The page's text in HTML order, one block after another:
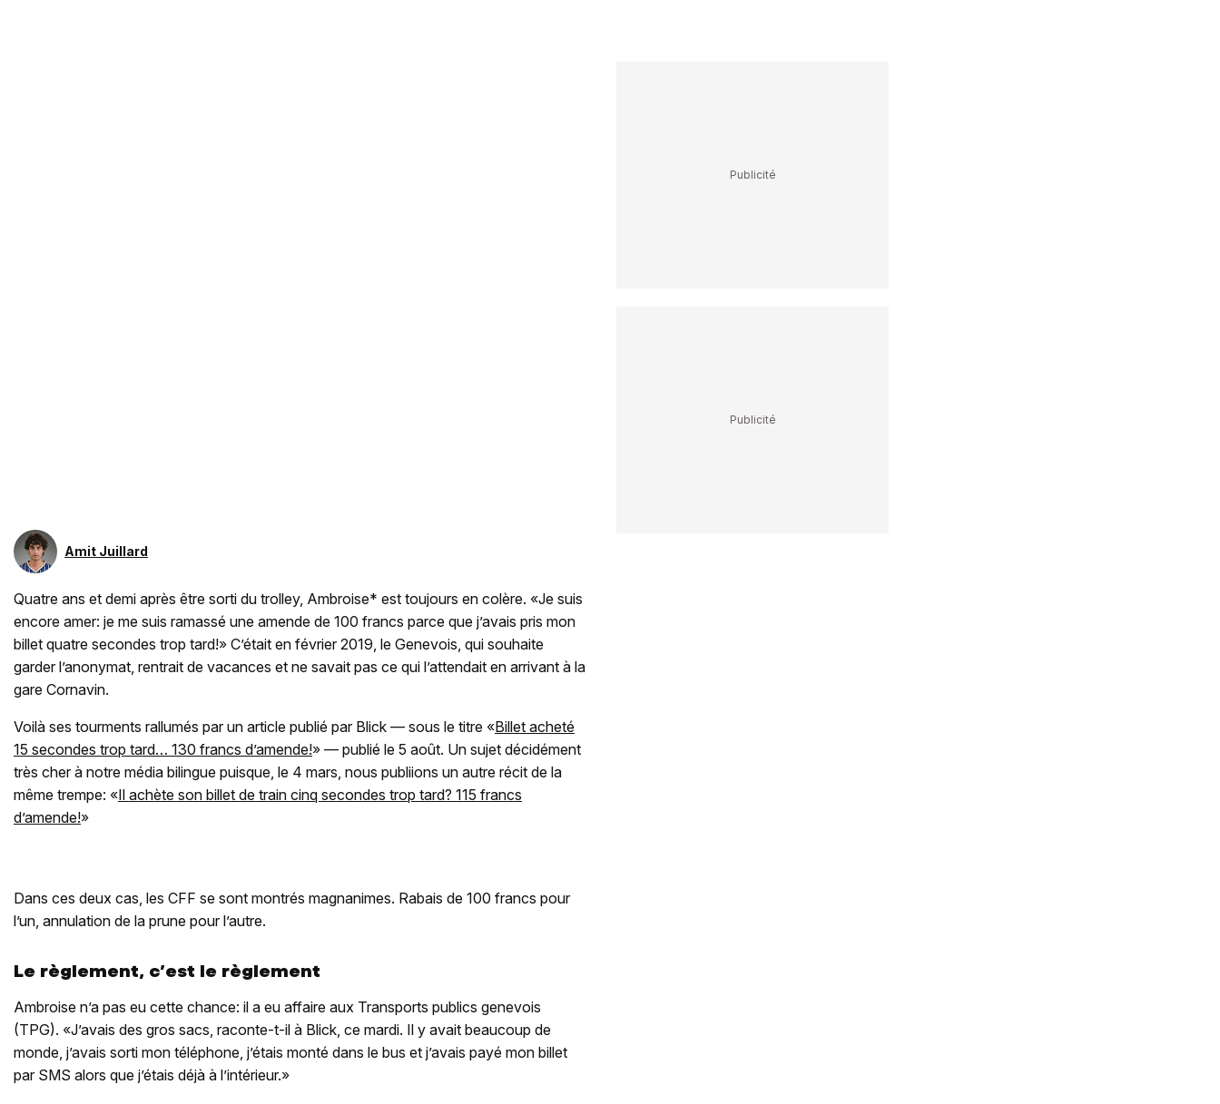
Amit Juillard
Quatre ans et demi après être sorti du trolley, Ambroise* est toujours en colère. «Je suis
encore amer: je me suis ramassé une amende de 100 francs parce que j’avais pris mon
billet quatre secondes trop tard!» C’était en février 2019, le Genevois, qui souhaite
garder l’anonymat, rentrait de vacances et ne savait pas ce qui l’attendait en arrivant à la
gare Cornavin.
Voilà ses tourments rallumés par un article publié par Blick — sous le titre «Billet acheté
15 secondes trop tard… 130 francs d’amende!» — publié le 5 août. Un sujet décidément
très cher à notre média bilingue puisque, le 4 mars, nous publiions un autre récit de la
même trempe: «Il achète son billet de train cinq secondes trop tard? 115 francs
d’amende!»
Dans ces deux cas, les CFF se sont montrés magnanimes. Rabais de 100 francs pour
l’un, annulation de la prune pour l’autre.
Le règlement, c’est le règlement
Ambroise n’a pas eu cette chance: il a eu affaire aux Transports publics genevois
(TPG). «J’avais des gros sacs, raconte-t-il à Blick, ce mardi. Il y avait beaucoup de
monde, j’avais sorti mon téléphone, j’étais monté dans le bus et j’avais payé mon billet
par SMS alors que j’étais déjà à l’intérieur.»